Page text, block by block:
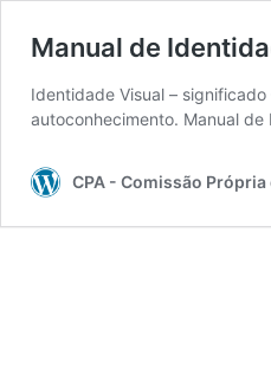
Manual de
Identidade Visual –
autoconhecimento. Manual
CPA - Comissão Própria